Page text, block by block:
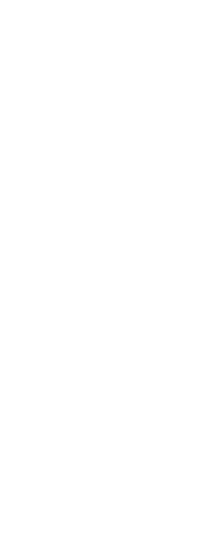
Abu Nuhas oder an der
erscheinen täglich! 365 Tage im
täglichen Tauchausfahrten!
als gewohnt, deshalb jedoch
den Weg nach „Carlsons
Wasser sprang. Mit so
einen Drift machen, die anderen
Muränen, Teppich-
gedeckt. Nach einem
Wasser ab. Jedoch verging
machten wir und auf den
eine kleine Schildkröte
sahen wir erneut einen
hinter ihm. Wir bewunderten
der Einzige seiner Art der uns
Zuerst den Vater und
waren alle drei wunderschön, als